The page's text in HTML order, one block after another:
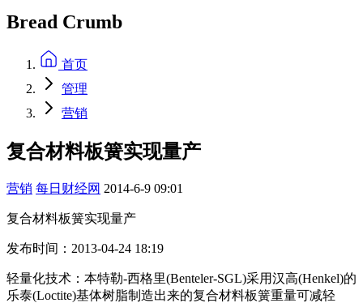
Bread Crumb
首页
管理
营销
复合材料板簧实现量产
营销 每日财经网 2014-6-9 09:01
复合材料板簧实现量产
发布时间：2013-04-24 18:19
轻量化技术：本特勒-西格里(Benteler-SGL)采用汉高(Henkel)的
乐泰(Loctite)基体树脂制造出来的复合材料板簧重量可减轻